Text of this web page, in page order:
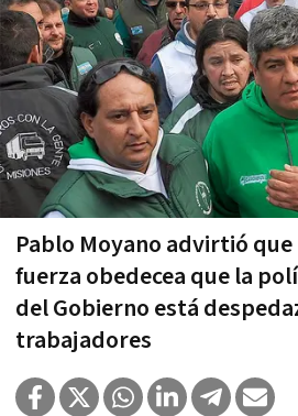
Pablo Moyano advirtió
fuerza obedecea que la
del Gobierno está
trabajadores